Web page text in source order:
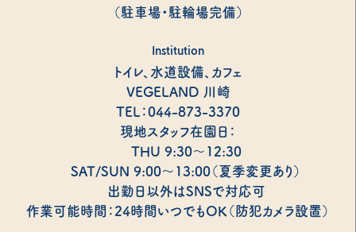
（駐車場・駐輪場完備）
Institution
トイレ、水道設備、カフェ
VEGELAND 川崎
TEL：044-873-3370
現地スタッフ在園日：
THU 9:30～12:30
SAT/SUN 9:00～13:00（夏季変更あり）
出勤日以外はSNSで対応可
作業可能時間：24時間いつでもOK（防犯カメラ設置）